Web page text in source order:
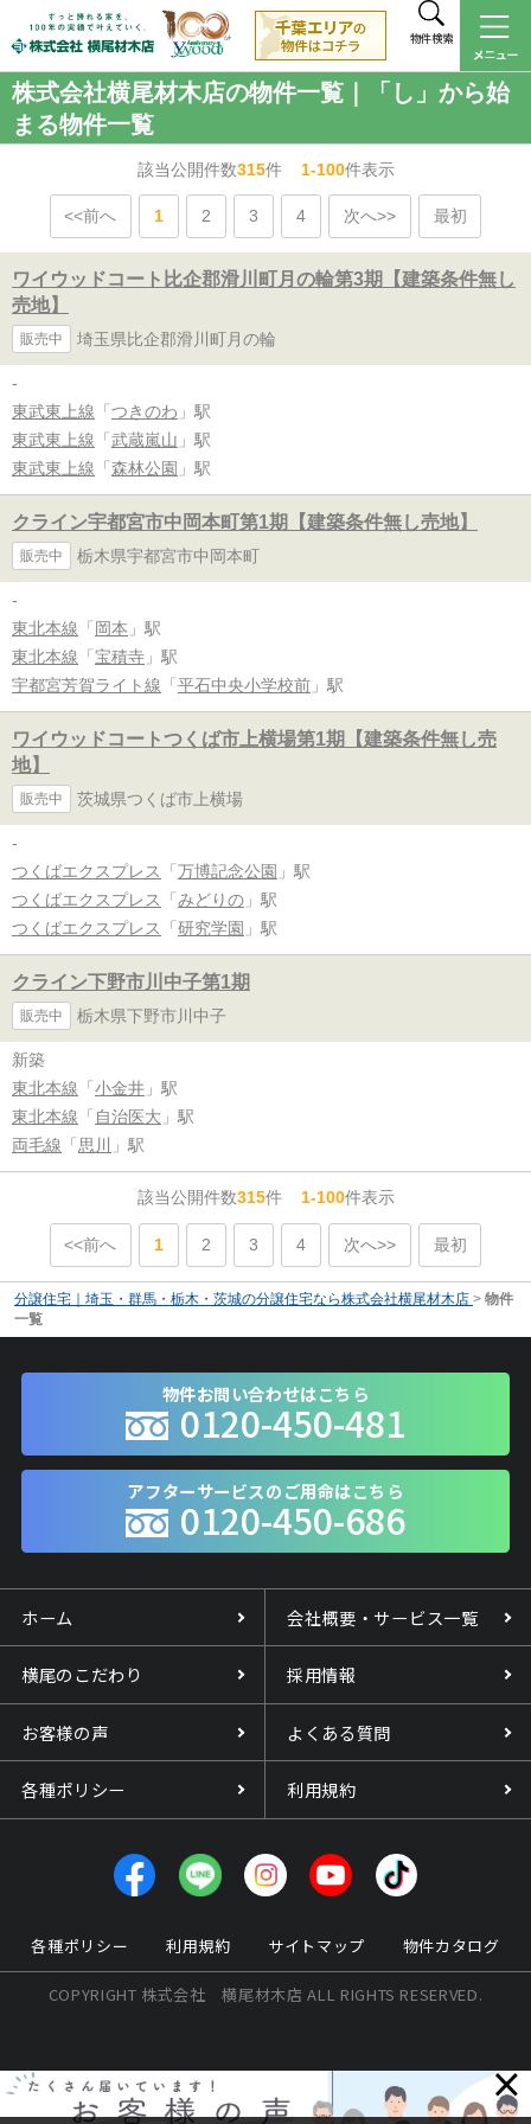
物件検索
株式会社横尾材木店の物件一覧｜「し」から始
まる物件一覧
該当公開件数315件1-100件表示
<<前へ 1 2 3 4 次へ>> 最初
ワイウッドコート比企郡滑川町月の輪第3期【建築条件無し
売地】
販売中 埼玉県比企郡滑川町月の輪
-
東武東上線 「 つきのわ 」駅
東武東上線 「 武蔵嵐山 」駅
東武東上線 「 森林公園 」駅
クライン宇都宮市中岡本町第1期【建築条件無し売地】
販売中 栃木県宇都宮市中岡本町
-
東北本線 「 岡本 」駅
東北本線 「 宝積寺 」駅
宇都宮芳賀ライト線 「 平石中央小学校前 」駅
ワイウッドコートつくば市上横場第1期【建築条件無し売
地】
販売中 茨城県つくば市上横場
-
つくばエクスプレス
「 万博記念公園 」駅
つくばエクスプレス
「 みどりの 」駅
つくばエクスプレス
「 研究学園 」駅
クライン下野市川中子第1期
販売中 栃木県下野市川中子
新築
東北本線 「 小金井 」駅
東北本線 「 自治医大 」駅
両毛線 「 思川 」駅
該当公開件数315件1-100件表示
<<前へ 1 2 3 4 次へ>> 最初
分譲住宅｜埼玉・群馬・栃木・茨城の分譲住宅なら株式会社横尾材木店 > 物件
一覧
物件お問い合わせはこちら
0120-450-481
アフターサービスのご用命はこちら
0120-450-686
ホーム 会社概要・サービス一覧
横尾のこだわり 採用情報
お客様の声 よくある質問
各種ポリシー 利用規約
各種ポリシー 利用規約 サイトマップ 物件カタログ
COPYRIGHT 株式会社 横尾材木店 ALL RIGHTS RESERVED.
×